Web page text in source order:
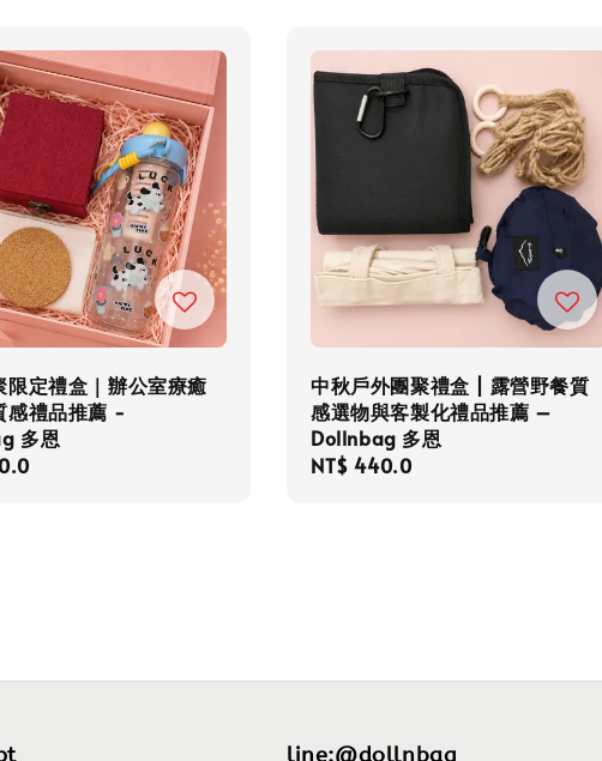
限定禮盒｜辦公室療癒
感禮品推薦 -
多恩
中秋戶外團聚禮盒 | 露營野餐質
感選物與客製化禮品推薦 –
Dollnbag 多恩
Regular
NT$ 440.0
line:@dollnbag